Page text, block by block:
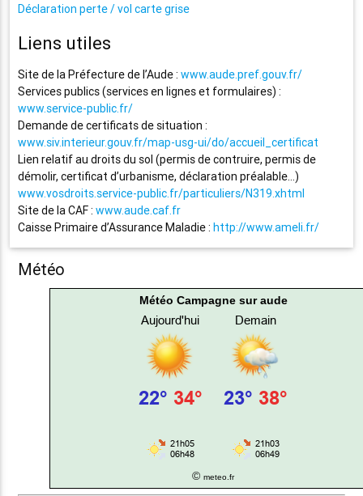
Déclaration perte / vol carte grise
Liens utiles
Site de la Préfecture de l’Aude :www.aude.pref.gouv.fr/
Services publics (services en lignes et formulaires) :
www.service-public.fr/
Demande de certificats de situation :
www.siv.interieur.gouv.fr/map-usg-ui/do/accueil_certificat
Lien relatif au droits du sol (permis de contruire, permis de
démolir, certificat d’urbanisme, déclaration préalable…)
www.vosdroits.service-public.fr/particuliers/N319.xhtml
Site de la CAF :www.aude.caf.fr
Caisse Primaire d’Assurance Maladie : http://www.ameli.fr/
Météo
Météo Campagne sur aude
© meteo.fr